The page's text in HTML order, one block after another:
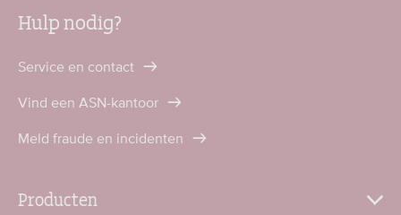
Hulp nodig?
Service en contact
Vind een ASN-kantoor
Meld fraude en incidenten
Producten